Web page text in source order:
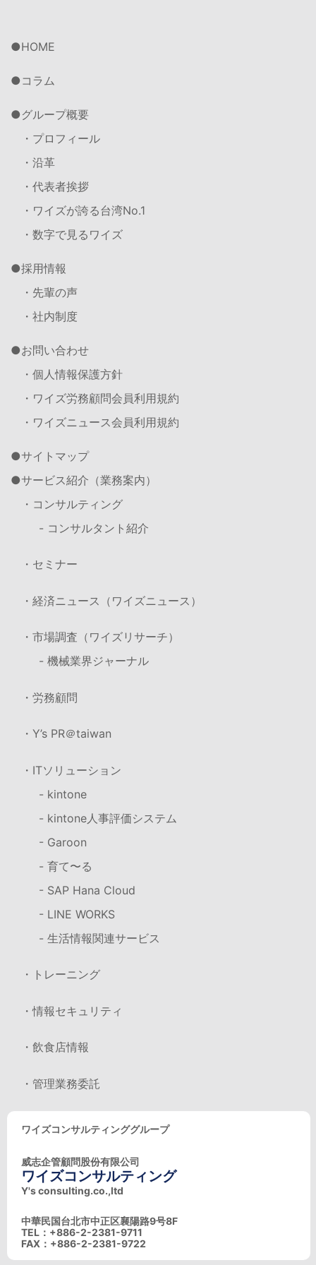
HOME
コラム
グループ概要
・プロフィール
・沿革
・代表者挨拶
・ワイズが誇る台湾No.1
・数字で見るワイズ
採用情報
・先輩の声
・社内制度
お問い合わせ
・個人情報保護方針
・ワイズ労務顧問会員利用規約
・ワイズニュース会員利用規約
サイトマップ
サービス紹介（業務案内）
・コンサルティング
- コンサルタント紹介
・セミナー
・経済ニュース（ワイズニュース）
・市場調査（ワイズリサーチ）
- 機械業界ジャーナル
・労務顧問
・Y’s PR＠taiwan
・ITソリューション
- kintone
- kintone人事評価システム
- Garoon
- 育て〜る
- SAP Hana Cloud
- LINE WORKS
- 生活情報関連サービス
・トレーニング
・情報セキュリティ
・飲食店情報
・管理業務委託
ワイズコンサルティンググループ
威志企管顧問股份有限公司
ワイズコンサルティング
Y's consulting.co.,ltd
中華民国台北市中正区襄陽路9号8F
TEL：+886-2-2381-9711
FAX：+886-2-2381-9722